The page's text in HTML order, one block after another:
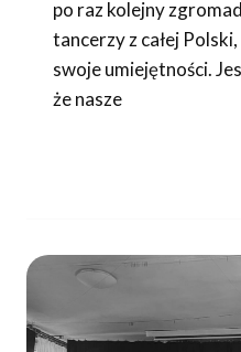
po raz kolejny
tancerzy z całej
swoje umiejętności.
że nasze